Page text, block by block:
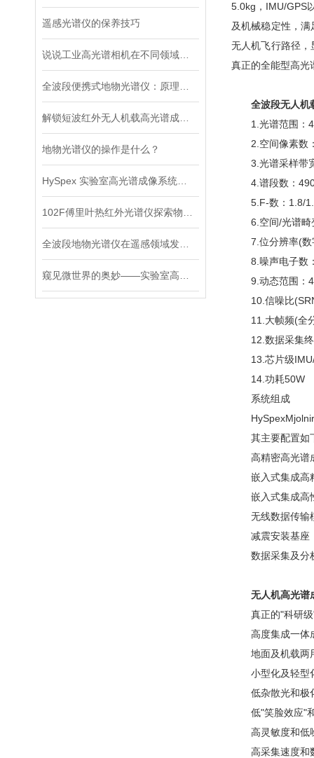
遥感光谱仪的保养技巧
地物光谱仪的操作是什么？
5.0kg，IMU/GPS
及机械稳定性，
无人机飞行路径
真正的全能型高光
全波段无人机
1.光谱范围：
2.空间像素数
3.光谱采样带
4.谱段数：
5.F-数：1.8/
6.空间/光谱畸
7.位分辨率(数
8.噪声电子数：
9.动态范围：
10.信噪比
11.大帧频(全分
12.数据采集终
13.芯片级IMU/
14.功耗50W
系统组成
HySpexMjolnir
其主要配置如
高精密高光谱
嵌入式集成高
嵌入式集成高
无线数据传输
减震安装基座
数据采集及分
无人机高光谱
真正的"科研级"
高度集成一体
地面及机载两
小型化及轻型
低杂散光和极
低"笑脸效应"和
高灵敏度和低
高采集速度和